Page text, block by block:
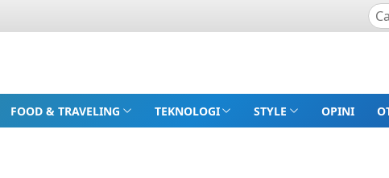
FOOD & TRAVELING TEKNOLOGI STYLE OPINI